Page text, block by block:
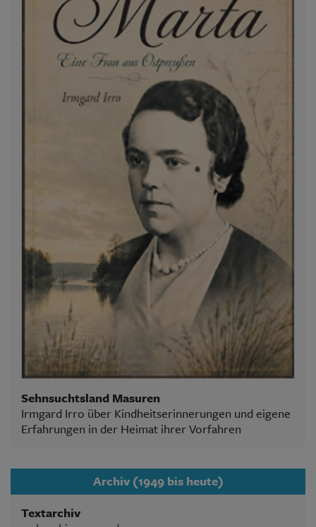
Sehnsuchtsland Masuren
Irmgard Irro über Kindheitserinnerungen und eigene
Erfahrungen in der Heimat ihrer Vorfahren
Archiv (1949 bis heute)
Textarchiv